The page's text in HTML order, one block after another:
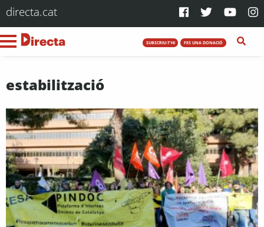
directa.cat
SUBSCRIU-T'HI FES UNA DONACIÓ
estabilització